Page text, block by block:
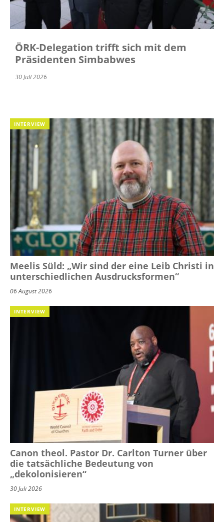
ÖRK-Delegation trifft sich mit dem
Präsidenten Simbabwes
30 Juli 2026
INTERVIEW
Meelis Süld: „Wir sind der eine Leib Christi in
unterschiedlichen Ausdrucksformen“
06 August 2026
INTERVIEW
Canon theol. Pastor Dr. Carlton Turner über
die tatsächliche Bedeutung von
„dekolonisieren“
30 Juli 2026
INTERVIEW